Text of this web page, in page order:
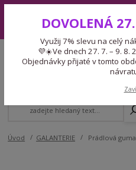
7. – 9. 8. 2026 čerpáme
odešleme ihned po
Expedice 775 866 913
Po-Čt 9-15:30 Pá 9-14:30 Pauza 13-
Úvod GALANTERIE Prádlová
DOVOLENÁ
Využij 7% slevu na celý
💜☀️Ve dnech 27. 7. – 9. 8.
Objednávky přijaté v tomto